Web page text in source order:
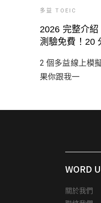
多益 TOEIC
2026 完整介
測驗免費！20
2 個多益線上模
果你跟我一
WORD
關於我們